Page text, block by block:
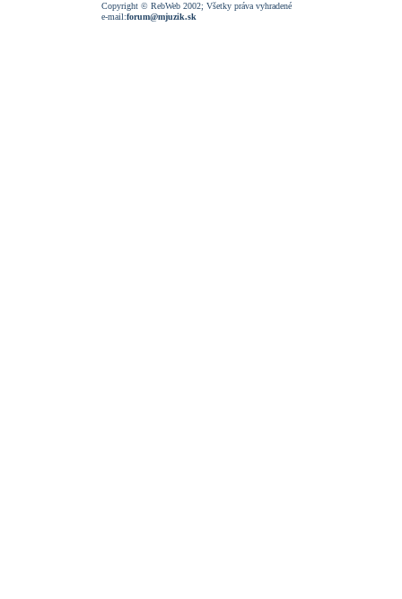
Copyright © RebWeb 2002; Všetky práva vyhradené
e-mail:forum@mjuzik.sk